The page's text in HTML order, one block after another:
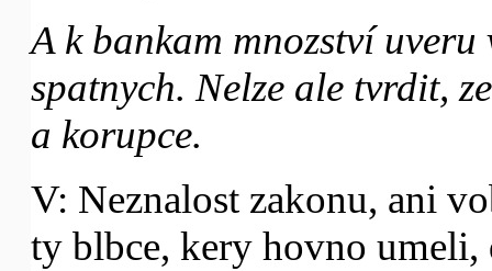
A k bankam mnozství
spatnych. Nelze ale tvrdit,
a korupce.
V: Neznalost zakonu, ani
ty blbce, kery hovno umeli,